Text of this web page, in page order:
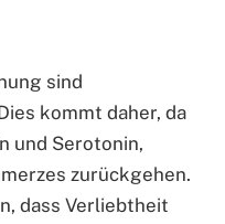
sind
kommt daher, da
und Serotonin,
zurückgehen.
dass Verliebtheit